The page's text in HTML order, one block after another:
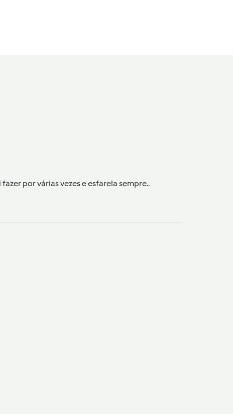
por várias vezes e esfarela sempre..